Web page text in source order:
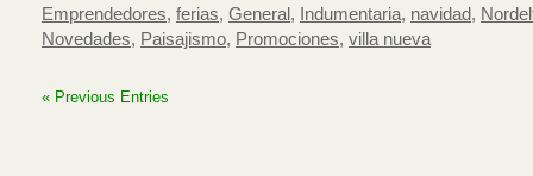
Emprendedores, ferias, General , Indumentaria, navidad,
Novedades, Paisajismo, Promociones, villa nueva
« Previous Entries